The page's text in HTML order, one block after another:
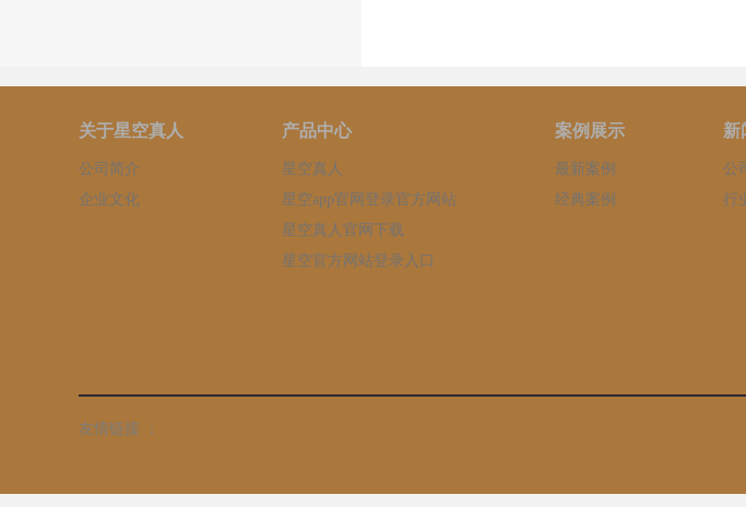
关于星空真人
公司简介
企业文化
产品中心
星空真人
星空app官网登录官方网站
星空真人官网下载
星空官方网站登录入口
案例展示
最新案例
经典案例
新
公
行
友情链接 ：